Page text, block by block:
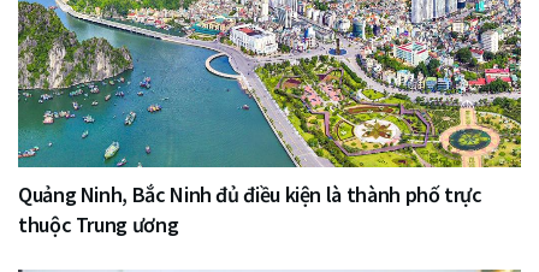
Quảng Ninh, Bắc Ninh đủ điều kiện là thành phố trực
thuộc Trung ương